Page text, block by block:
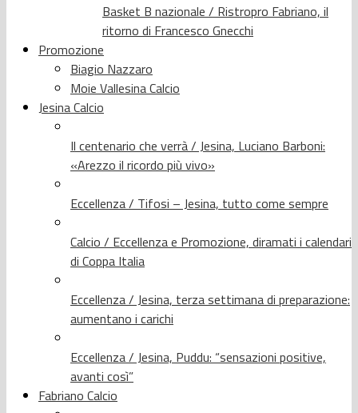
Basket B nazionale / Ristropro Fabriano, il
ritorno di Francesco Gnecchi
Promozione
Biagio Nazzaro
Moie Vallesina Calcio
Jesina Calcio
Il centenario che verrà / Jesina, Luciano Barboni:
«Arezzo il ricordo più vivo»
Eccellenza / Tifosi – Jesina, tutto come sempre
Calcio / Eccellenza e Promozione, diramati i calendari
di Coppa Italia
Eccellenza / Jesina, terza settimana di preparazione:
aumentano i carichi
Eccellenza / Jesina, Puddu: “sensazioni positive,
avanti così”
Fabriano Calcio